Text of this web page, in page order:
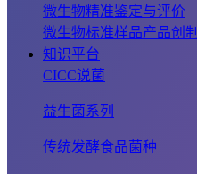
微生物精准鉴定与评价
微生物标准样品产品创制
知识平台
CICC说菌
益生菌系列
传统发酵食品菌种